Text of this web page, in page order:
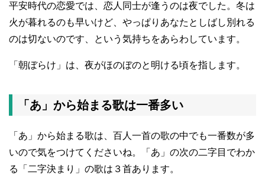
平安時代の恋愛では、恋人同士が逢うのは夜でした。冬は
火が暮れるのも早いけど、やっぱりあなたとしばし別れる
のは切ないのです、という気持ちをあらわしています。
「朝ぼらけ」は、夜がほのぼのと明ける頃を指します。
「あ」から始まる歌は一番多い
「あ」から始まる歌は、百人一首の歌の中でも一番数が多
いので気をつけてくださいね。「あ」の次の二字目でわか
る「二字決まり」の歌は３首あります。